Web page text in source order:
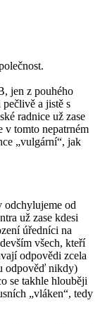
jen z pouhého
a jistě s
radnice už zase
v tomto nepatrném
„vulgární“, jak
odchylujeme od
už zase kdesi
úředníci na
všech, kteří
odpovědi zcela
odpověď nikdy)
se takhle hlouběji
„vláken“, tedy